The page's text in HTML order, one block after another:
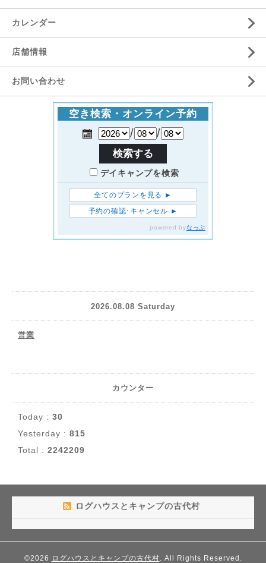
カレンダー
店舗情報
お問い合わせ
2026.08.08 Saturday
営業
カウンター
Today : 30
Yesterday : 815
Total : 2242209
ログハウスとキャンプの古代村
©2026 ログハウスとキャンプの古代村. All Rights Reserved.